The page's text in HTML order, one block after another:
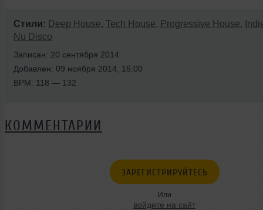
Стили: Deep House, Tech House, Progressive House,
Nu Disco
Записан: 20 сентября 2014
Добавлен: 09 ноября 2014, 16:00
BPM: 118 — 132
КОММЕНТАРИИ
ЗАРЕГИСТРИРУЙТЕСЬ
Или
войдите на сайт